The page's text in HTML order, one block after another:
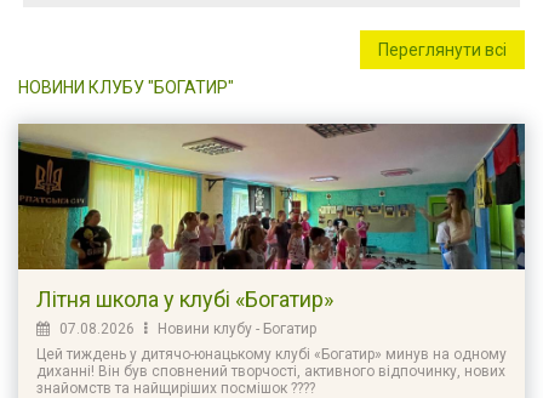
Переглянути всі
НОВИНИ КЛУБУ "БОГАТИР"
Літня школа у клубі «Богатир»
07.08.2026
Новини клубу - Богатир
Цей тиждень у дитячо-юнацькому клубі «Богатир» минув на одному
диханні! Він був сповнений творчості, активного відпочинку, нових
знайомств та найщиріших посмішок ????